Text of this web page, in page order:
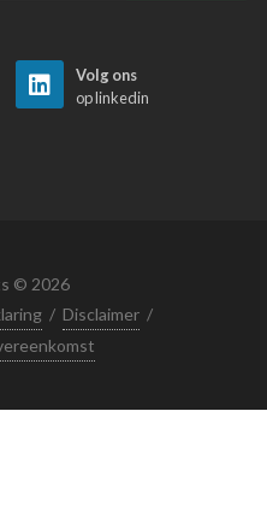
Volg ons
op linkedin
© 2026
/ Disclaimer /